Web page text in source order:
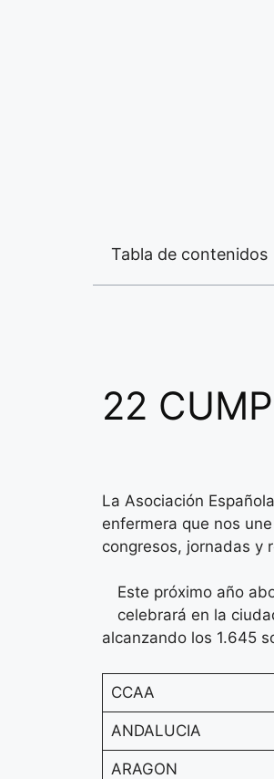
Tabla de contenidos
22
La Asociación
enfermera que nos
congresos, jornadas y
Este próximo año
celebrará en la
alcanzando los 1.645
CCAA
ANDALUCIA
ARAGON